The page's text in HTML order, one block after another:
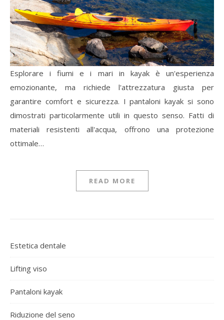
Esplorare i fiumi e i mari in kayak è un'esperienza
emozionante, ma richiede l'attrezzatura giusta per
garantire comfort e sicurezza. I pantaloni kayak si sono
dimostrati particolarmente utili in questo senso. Fatti di
materiali resistenti all'acqua, offrono una protezione
ottimale…
READ MORE
Estetica dentale
Lifting viso
Pantaloni kayak
Riduzione del seno